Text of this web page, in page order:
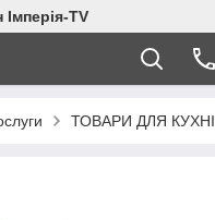
Імперія-TV
ТОВАРИ ДЛЯ КУХНІ